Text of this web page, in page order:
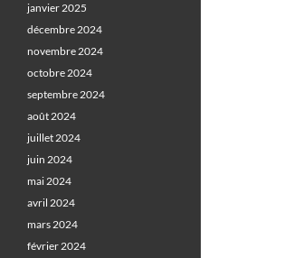
janvier 2025
décembre 2024
novembre 2024
octobre 2024
septembre 2024
août 2024
juillet 2024
juin 2024
mai 2024
avril 2024
mars 2024
février 2024